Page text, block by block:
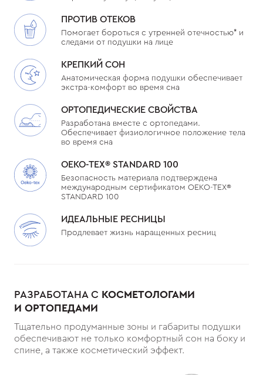
ПРОТИВ ОТЕКОВ
Помогает бороться с утренней отечностью* и
следами от подушки на лице
КРЕПКИЙ СОН
Анатомическая форма подушки обеспечивает
экстра-комфорт во время сна
ОРТОПЕДИЧЕСКИЕ СВОЙСТВА
Разработана вместе с ортопедами.
Обеспечивает физиологичное положение тела
во время сна
OEKO-TEX®️ STANDARD 100
Безопасность материала подтверждена
международным сертификатом OEKO-TEX®️
STANDARD 100
ИДЕАЛЬНЫЕ РЕСНИЦЫ
Продлевает жизнь наращенных ресниц
РАЗРАБОТАНА С КОСМЕТОЛОГАМИ
И ОРТОПЕДАМИ
Тщательно продуманные зоны и габариты подушки
обеспечивают не только комфортный сон на боку и
спине, а также косметический эффект.